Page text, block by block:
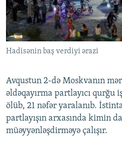
Hadisənin baş verdiyi ərazi
Avqustun 2-də Moskvanın
əldəqayırma partlayıcı qurğu
ölüb, 21 nəfər yaralanıb.
partlayışın arxasında kimin
müəyyənləşdirməyə çalışır.